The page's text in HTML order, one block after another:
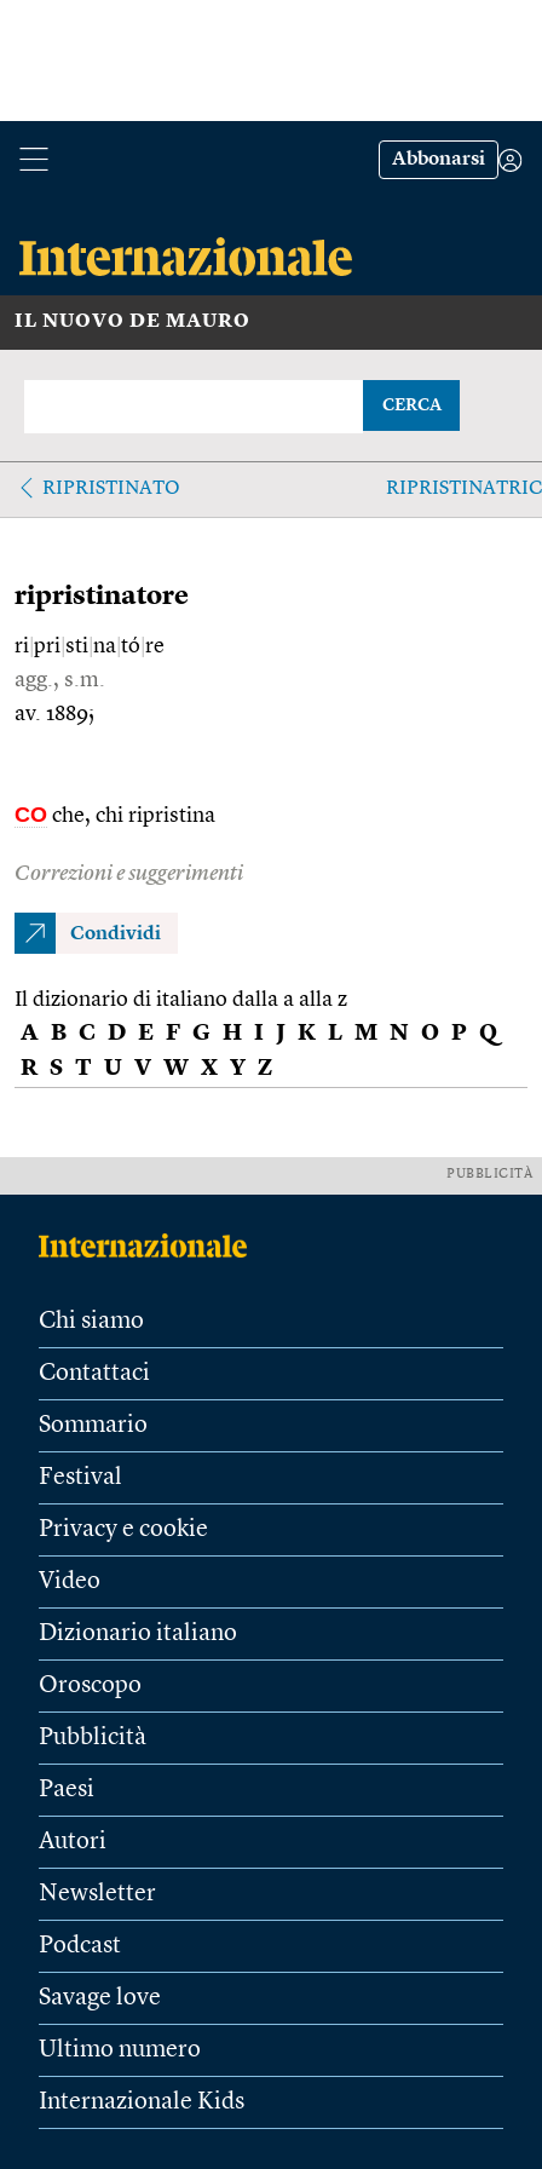
Abbonarsi
IL NUOVO DE MAURO
CERCA
RIPRISTINATO
ripristinatore
ri pri sti na tó re
agg., s.m.
av. 1889;
CO che, chi ripristina
Correzioni e suggerimenti
Condividi
Il dizionario di italiano dalla a alla z
A B C D E F G H I J K L M N O P Q
R S T U V W X Y Z
PUBBLICITÀ
Chi siamo
Contattaci
Sommario
Festival
Privacy e cookie
Video
Dizionario italiano
Oroscopo
Pubblicità
Paesi
Autori
Newsletter
Podcast
Savage love
Ultimo numero
Internazionale Kids